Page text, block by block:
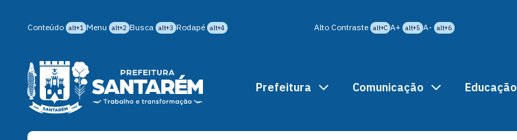
Conteúdo alt+1 Menu alt+2 Busca alt+3 Rodapé alt+4 Alto Contraste alt+C A+ alt+5 A- alt+6
Prefeitura Comunicação Educação